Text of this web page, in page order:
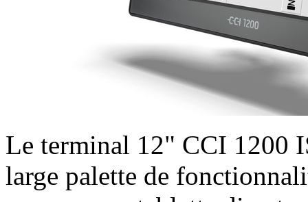
Le terminal 12" CCI 1200
large palette de